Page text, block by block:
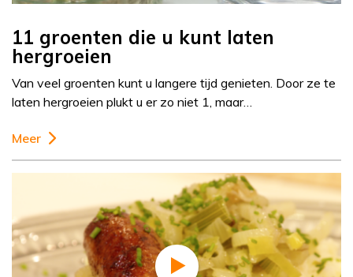
11 groenten die u kunt laten
hergroeien
Van veel groenten kunt u langere tijd genieten. Door ze te
laten hergroeien plukt u er zo niet 1, maar…
Meer